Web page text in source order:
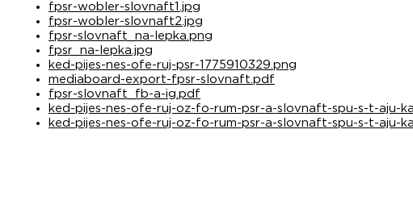
fpsr-wobler-slovnaft1.jpg
fpsr-wobler-slovnaft2.jpg
fpsr-slovnaft_na-lepka.png
fpsr_na-lepka.jpg
ked-pijes-nes-ofe-ruj-psr-1775910329.png
mediaboard-export-fpsr-slovnaft.pdf
fpsr-slovnaft_fb-a-ig.pdf
ked-pijes-nes-ofe-ruj-oz-fo-rum-psr-a-slovnaft-spu-s-t-aju-
ked-pijes-nes-ofe-ruj-oz-fo-rum-psr-a-slovnaft-spu-s-t-aju-